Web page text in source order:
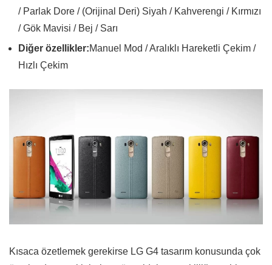
/ Parlak Dore / (Orijinal Deri) Siyah / Kahverengi / Kırmızı
/ Gök Mavisi / Bej / Sarı
Diğer özellikler:Manuel Mod / Aralıklı Hareketli Çekim /
Hızlı Çekim
Kısaca özetlemek gerekirse LG G4 tasarım konusunda çok